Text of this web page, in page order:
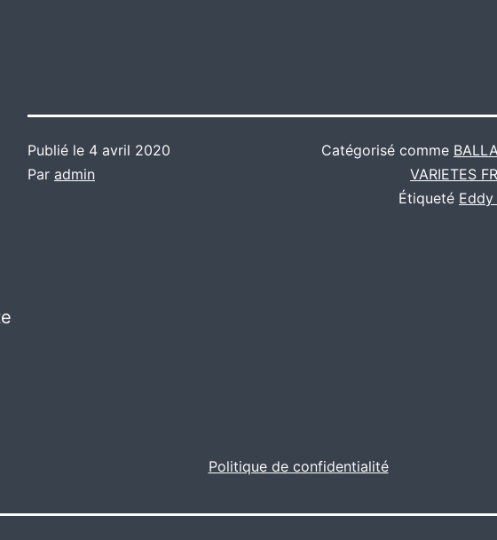
Publié le 4 avril 2020
Par admin
Catégorisé comme
VARIETES
Étiqueté Eddy
Politique de confidentialité